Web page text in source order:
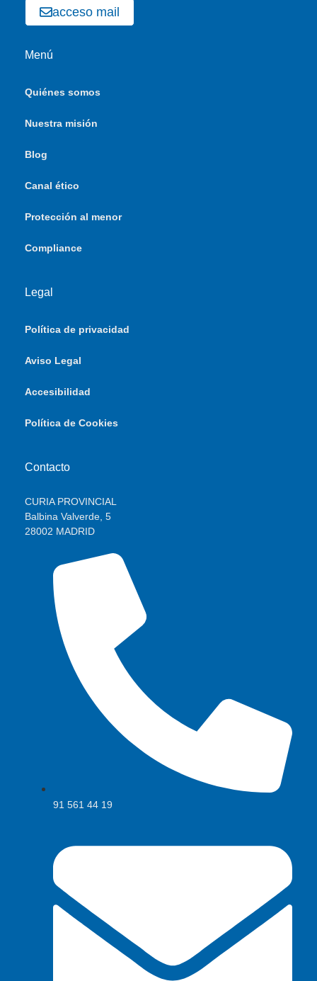
acceso mail
Menú
Quiénes somos
Nuestra misión
Blog
Canal ético
Protección al menor
Compliance
Legal
Política de privacidad
Aviso Legal
Accesibilidad
Política de Cookies
Contacto
CURIA PROVINCIAL
Balbina Valverde, 5
28002 MADRID
91 561 44 19